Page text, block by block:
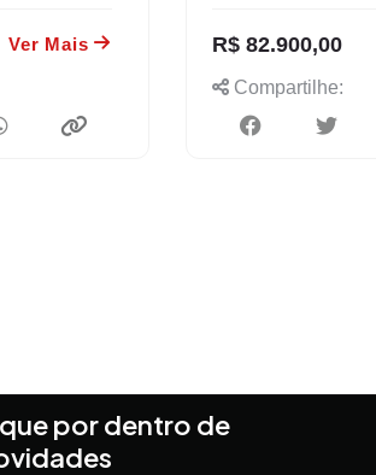
Ver Mais R$ 82.900,00
Compartilhe:
por dentro de